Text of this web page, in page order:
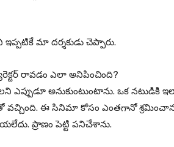
మా దర్శకుడు చెప్పారు.
రావడం ఎలా అనిపించింది?
ఎప్పుడూ అనుకుంటుంటాను. ఒక నటుడికి
వచ్చింది. ఈ సినిమా కోసం ఎంతగానో
ప్రాణం పెట్టి పనిచేశాను.